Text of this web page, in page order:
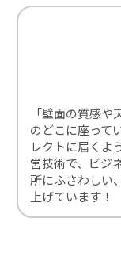
「壁面の質感
のどこに座って
レクトに届くよ
営技術で、ビジ
所にふさわしい
上げています！